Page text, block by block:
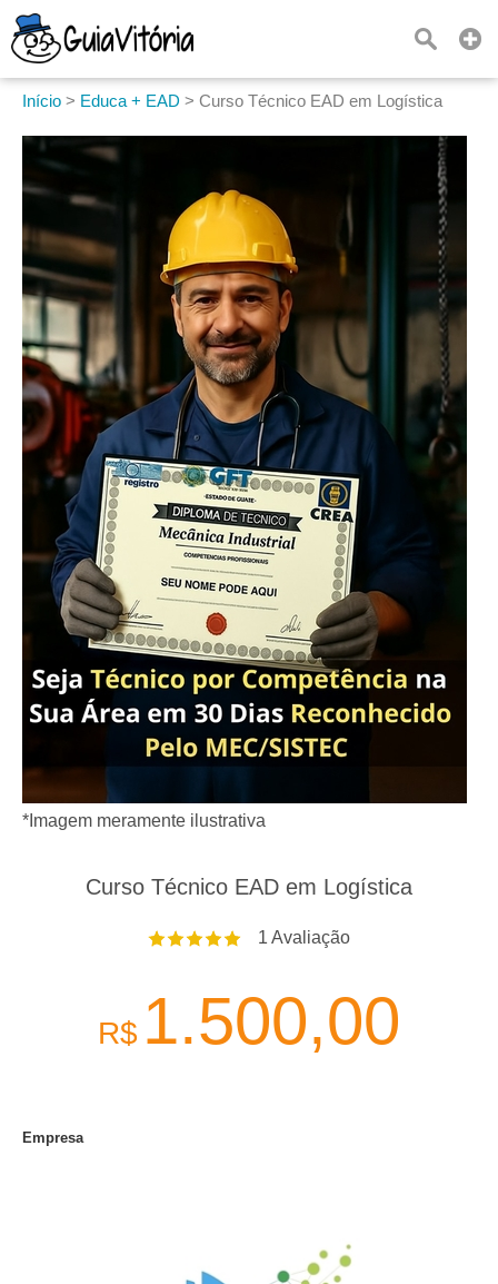
Início > Educa + EAD > Curso Técnico EAD em Logística
*Imagem meramente ilustrativa
Curso Técnico EAD em Logística
1 Avaliação
R$ 1.500,00
Empresa